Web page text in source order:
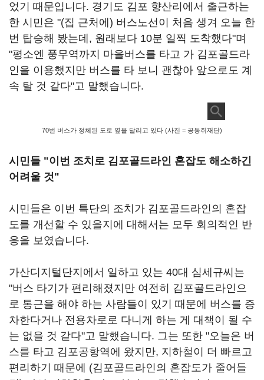
었기 때문입니다. 경기도 김포 향산리에서 출근하는
한 시민은 "(집 근처에) 버스노선이 처음 생겨 오늘 한
번 탑승해 봤는데, 원래보다 10분 일찍 도착했다"며
"평소엔 풍무역까지 마을버스를 타고 가 김포골드라
인을 이용했지만 버스를 타 보니 괜찮아 앞으로도 계
속 탈 것 같다"고 말했습니다.
70번 버스가 정체된 도로 옆을 달리고 있다 (사진 = 공동취재단)
시민들 "이번 조치로 김포골드라인 혼잡도 해소하긴
어려울 것"
시민들은 이번 특단의 조치가 김포골드라인의 혼잡
도를 개선할 수 있을지에 대해서는 모두 회의적인 반
응을 보였습니다.
가산디지털단지에서 일하고 있는 40대 심세규씨는
"버스 타기가 편리해졌지만 여전히 김포골드라인으
로 통근을 해야 하는 사람들이 있기 때문에 버스를 증
차한다거나 전용차로로 다니게 하는 게 대책이 될 수
는 없을 것 같다"고 말했습니다. 그는 또한 "오늘은 버
스를 타고 김포공항역에 왔지만, 지하철이 더 빠르고
편리하기 때문에 (김포골드라인의 혼잡도가 줄어들